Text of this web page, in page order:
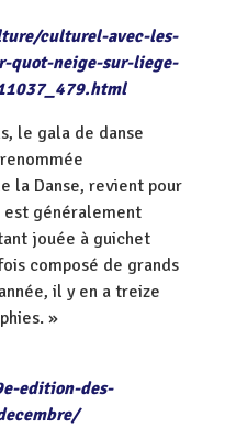
culturel-avec-les-
quot-neige-sur-liege-
le gala de danse
la Danse, revient pour
est généralement
jouée à guichet
composé de grands
il y en a treize
»
edition-des-